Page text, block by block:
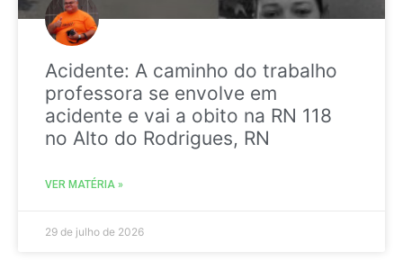
Acidente: A caminho do trabalho
professora se envolve em
acidente e vai a obito na RN 118
no Alto do Rodrigues, RN
VER MATÉRIA »
29 de julho de 2026